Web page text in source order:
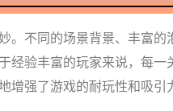
。不同的场景背景、丰富
经验丰富的玩家来说，每
增强了游戏的耐玩性和吸引